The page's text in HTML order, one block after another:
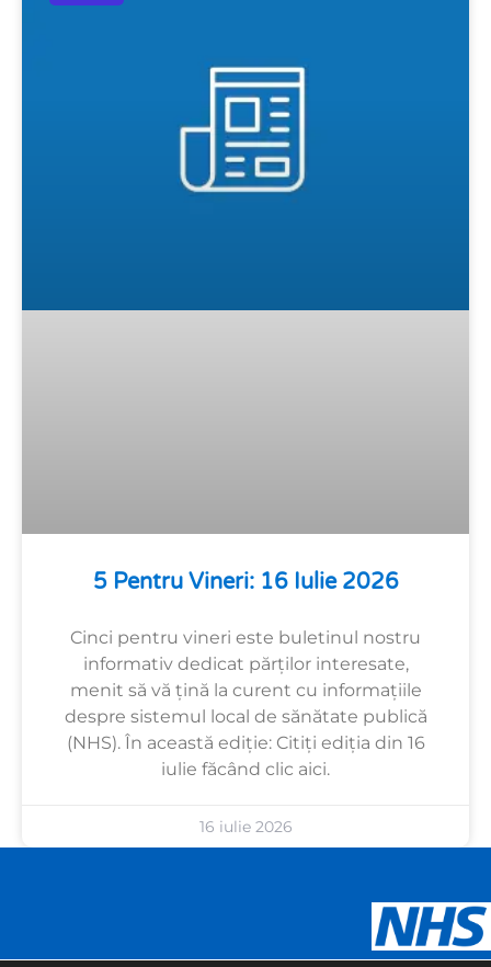
5 Pentru Vineri: 16 Iulie 2026
Cinci pentru vineri este buletinul nostru
informativ dedicat părților interesate,
menit să vă țină la curent cu informațiile
despre sistemul local de sănătate publică
(NHS). În această ediție: Citiți ediția din 16
iulie făcând clic aici.
16 iulie 2026
Gujarati
Panjabi